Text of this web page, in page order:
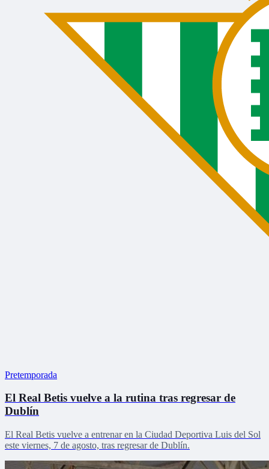
Pretemporada
El Real Betis vuelve a la rutina tras regresar de
Dublín
El Real Betis vuelve a entrenar en la Ciudad Deportiva Luis del Sol
este viernes, 7 de agosto, tras regresar de Dublín.